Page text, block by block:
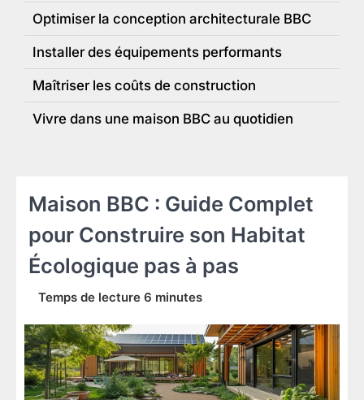
Maison BBC : Guide Complet
pour Construire son Habitat
Écologique pas à pas
Optimiser la conception architecturale BBC
Installer des équipements performants
Maîtriser les coûts de construction
Vivre dans une maison BBC au quotidien